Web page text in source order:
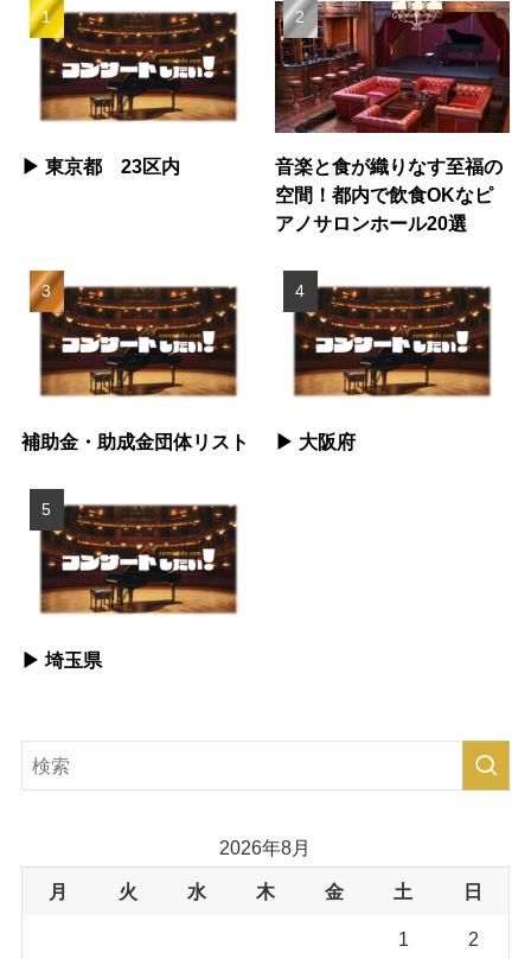
▶︎ 東京都 23区内
音楽と食が織りなす至福の
空間！都内で飲食OKなピ
アノサロンホール20選
補助金・助成金団体リスト ▶︎ 大阪府
▶︎ 埼玉県
2026年8月
月 火 水 木 金 土 日
1 2